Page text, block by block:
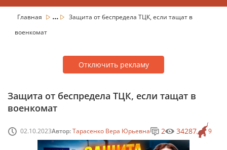
Главная ...
Защита от беспредела ТЦК, если тащат в
военкомат
Отключить рекламу
Защита от беспредела ТЦК, если тащат в
военкомат
02.10.2023Автор:Тарасенко Вера Юрьевна 9
2 34287